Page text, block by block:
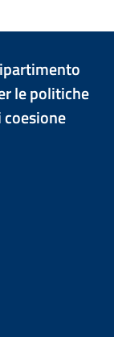
le politiche
coesione